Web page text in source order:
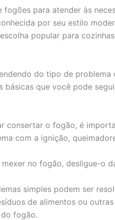
fogões para atender às
por seu estilo
popular para
do tipo de problema
básicas que você pode
consertar o fogão, é
com a ignição,
no fogão, desligue-o
simples podem ser
de alimentos ou
fogão.